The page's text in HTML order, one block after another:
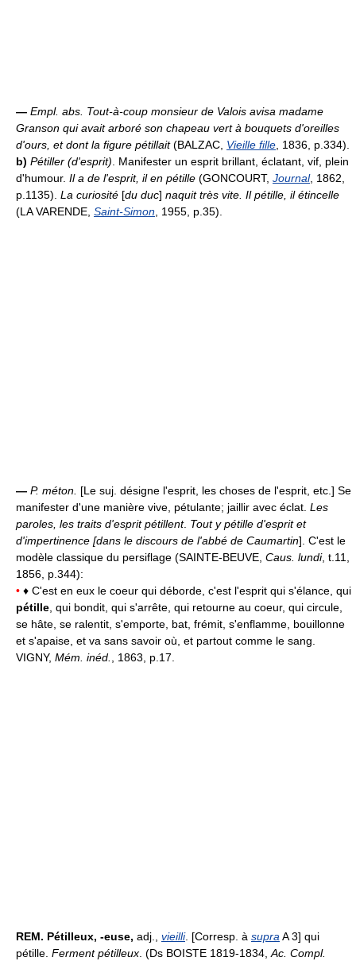
— Empl. abs. Tout-à-coup monsieur de Valois avisa madame
Granson qui avait arboré son chapeau vert à bouquets d'oreilles
d'ours, et dont la figure pétillait(BALZAC, Vieille fille, 1836, p.334).
b) Pétiller (d'esprit). Manifester un esprit brillant, éclatant, vif, plein
d'humour. Il a de l'esprit, il en pétille (GONCOURT, Journal, 1862,
p.1135). La curiosité [du duc] naquit très vite. Il pétille, il étincelle
(LA VARENDE, Saint-Simon, 1955, p.35).
— P. méton. [Le suj. désigne l'esprit, les choses de l'esprit, etc.] Se
manifester d'une manière vive, pétulante; jaillir avec éclat. Les
paroles, les traits d'esprit pétillent. Tout y pétille d'esprit et
d'impertinence [dans le discours de l'abbé de Caumartin]. C'est le
modèle classique du persiflage (SAINTE-BEUVE, Caus. lundi, t.11,
1856, p.344):
• ♦ C'est en eux le coeur qui déborde, c'est l'esprit qui s'élance, qui
pétille, qui bondit, qui s'arrête, qui retourne au coeur, qui circule,
se hâte, se ralentit, s'emporte, bat, frémit, s'enflamme, bouillonne
et s'apaise, et va sans savoir où, et partout comme le sang.
VIGNY, Mém. inéd., 1863, p.17.
REM. Pétilleux, -euse, adj., vieilli. [Corresp. à supraA 3] qui
pétille. Ferment pétilleux. (Ds BOISTE 1819-1834,Ac. Compl.